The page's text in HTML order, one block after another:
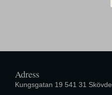
Adress
Kungsgatan 19 541 31 Skövde